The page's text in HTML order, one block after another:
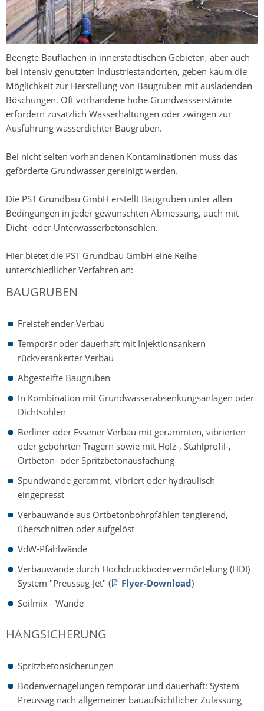
Beengte Bauflächen in innerstädtischen Gebieten, aber auch
bei intensiv genutzten Industriestandorten, geben kaum die
Möglichkeit zur Herstellung von Baugruben mit ausladenden
Böschungen. Oft vorhandene hohe Grundwasserstände
erfordern zusätzlich Wasserhaltungen oder zwingen zur
Ausführung wasserdichter Baugruben.
Bei nicht selten vorhandenen Kontaminationen muss das
geförderte Grundwasser gereinigt werden.
Die PST Grundbau GmbH erstellt Baugruben unter allen
Bedingungen in jeder gewünschten Abmessung, auch mit
Dicht- oder Unterwasserbetonsohlen.
Hier bietet die PST Grundbau GmbH eine Reihe
unterschiedlicher Verfahren an:
BAUGRUBEN
Freistehender Verbau
Temporär oder dauerhaft mit Injektionsankern
rückverankerter Verbau
Abgesteifte Baugruben
In Kombination mit Grundwasserabsenkungsanlagen oder
Dichtsohlen
Berliner oder Essener Verbau mit gerammten, vibrierten
oder gebohrten Trägern sowie mit Holz-, Stahlprofil-,
Ortbeton- oder Spritzbetonausfachung
Spundwände gerammt, vibriert oder hydraulisch
eingepresst
Verbauwände aus Ortbetonbohrpfählen tangierend,
überschnitten oder aufgelöst
VdW-Pfahlwände
Verbauwände durch Hochdruckbodenvermörtelung (HDI)
System "Preussag-Jet" (
Flyer-Download)
Soilmix - Wände
HANGSICHERUNG
Spritzbetonsicherungen
Bodenvernagelungen temporär und dauerhaft: System
Preussag nach allgemeiner bauaufsichtlicher Zulassung